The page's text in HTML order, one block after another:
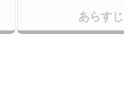
あらすじ